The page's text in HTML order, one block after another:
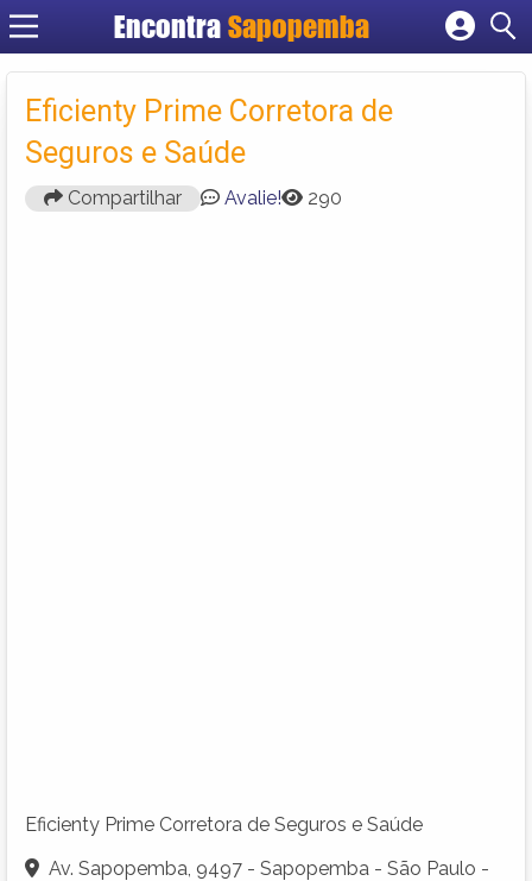
Encontra Sapopemba
Cadastrar empresa
Criar conta
Eficienty Prime Corretora de
Seguros e Saúde
Compartilhar Avalie! 290
Eficienty Prime Corretora de Seguros e Saúde
Av. Sapopemba, 9497 - Sapopemba - São Paulo -